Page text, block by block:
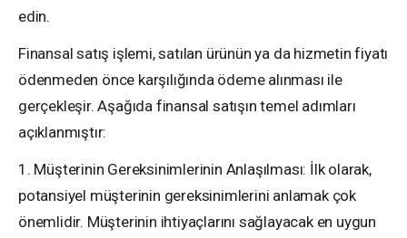
edin.
Finansal satış işlemi, satılan ürünün ya da hizmetin fiyatı
ödenmeden önce karşılığında ödeme alınması ile
gerçekleşir. Aşağıda finansal satışın temel adımları
açıklanmıştır:
1. Müşterinin Gereksinimlerinin Anlaşılması: İlk olarak,
potansiyel müşterinin gereksinimlerini anlamak çok
önemlidir. Müşterinin ihtiyaçlarını sağlayacak en uygun